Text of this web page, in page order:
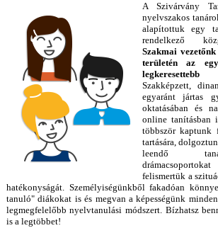
A Szivárvány
nyelvszakos
alapítottuk egy
rendelkező
Szakmai
területén az
Szakképzett,
egyaránt jártas
oktatásában és
online tanításban
többször kaptunk
tartására,
leendő
felismertük a
hatékonyságát. Személyiségünkből fakadóan
tanuló" diákokat is és megvan a képességünk
legmegfelelőbb nyelvtanulási módszert. Bízhatsz
is a legtöbbet!